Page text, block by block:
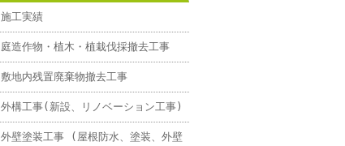
施工実績
庭造作物・植木・植栽伐採撤去工事
敷地内残置廃棄物撤去工事
外構工事(新設、リノベーション工事)
外壁塗装工事 (屋根防水、塗装、外壁